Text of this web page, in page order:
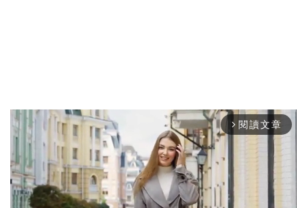
arrow_forward_ios 閱讀文章